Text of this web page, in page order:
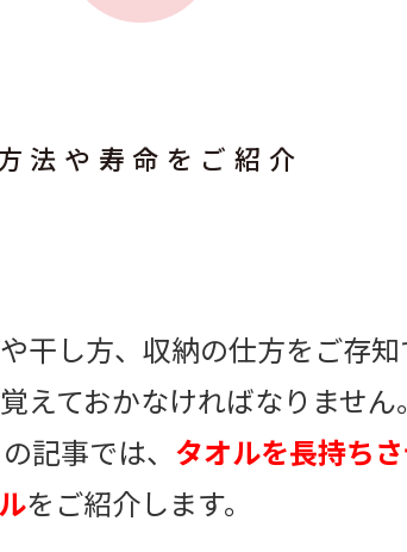
法や寿命をご紹介
干し方、収納の仕方をご存
えておかなければなりませ
記事では、 タオルを長持ち
をご紹介します。